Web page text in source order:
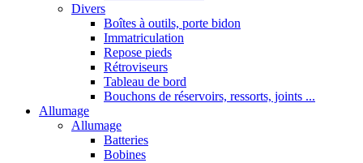
Divers
Boîtes à outils, porte bidon
Immatriculation
Repose pieds
Rétroviseurs
Tableau de bord
Bouchons de réservoirs, ressorts, joints ...
Allumage
Allumage
Batteries
Bobines